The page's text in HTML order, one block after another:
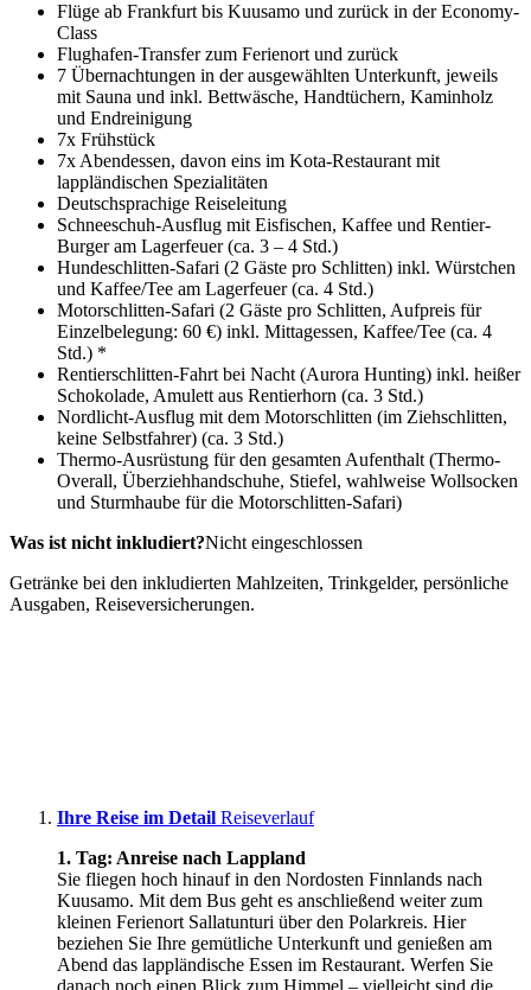
Flüge ab Frankfurt bis Kuusamo und zurück in der Economy-
Class
Flughafen-Transfer zum Ferienort und zurück
7 Übernachtungen in der ausgewählten Unterkunft, jeweils
mit Sauna und inkl. Bettwäsche, Handtüchern, Kaminholz
und Endreinigung
7x Frühstück
7x Abendessen, davon eins im Kota-Restaurant mit
lappländischen Spezialitäten
Deutschsprachige Reiseleitung
Schneeschuh-Ausflug mit Eisfischen, Kaffee und Rentier-
Burger am Lagerfeuer (ca. 3 – 4 Std.)
Hundeschlitten-Safari (2 Gäste pro Schlitten) inkl. Würstchen
und Kaffee/Tee am Lagerfeuer (ca. 4 Std.)
Motorschlitten-Safari (2 Gäste pro Schlitten, Aufpreis für
Einzelbelegung: 60 €) inkl. Mittagessen, Kaffee/Tee (ca. 4
Std.) *
Rentierschlitten-Fahrt bei Nacht (Aurora Hunting) inkl. heißer
Schokolade, Amulett aus Rentierhorn (ca. 3 Std.)
Nordlicht-Ausflug mit dem Motorschlitten (im Ziehschlitten,
keine Selbstfahrer) (ca. 3 Std.)
Thermo-Ausrüstung für den gesamten Aufenthalt (Thermo-
Overall, Überziehhandschuhe, Stiefel, wahlweise Wollsocken
und Sturmhaube für die Motorschlitten-Safari)
Was ist nicht inkludiert?Nicht eingeschlossen
Getränke bei den inkludierten Mahlzeiten, Trinkgelder, persönliche
Ausgaben, Reiseversicherungen.
Ihre Reise im Detail Reiseverlauf
1. Tag: Anreise nach Lappland
Sie fliegen hoch hinauf in den Nordosten Finnlands nach
Kuusamo. Mit dem Bus geht es anschließend weiter zum
kleinen Ferienort Sallatunturi über den Polarkreis. Hier
beziehen Sie Ihre gemütliche Unterkunft und genießen am
Abend das lappländische Essen im Restaurant. Werfen Sie